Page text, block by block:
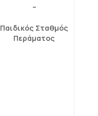
–
Παιδικός Σταθμός
Περάματος